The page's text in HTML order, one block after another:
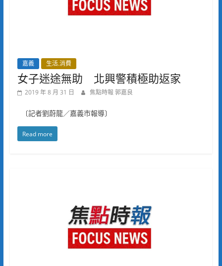
嘉義 生活.消費
女子迷途無助 北興警積極助返家
2019 年 8 月 31 日 焦點時報 郭嘉良
〔記者劉蔚龍／嘉義市報導〕
Read more